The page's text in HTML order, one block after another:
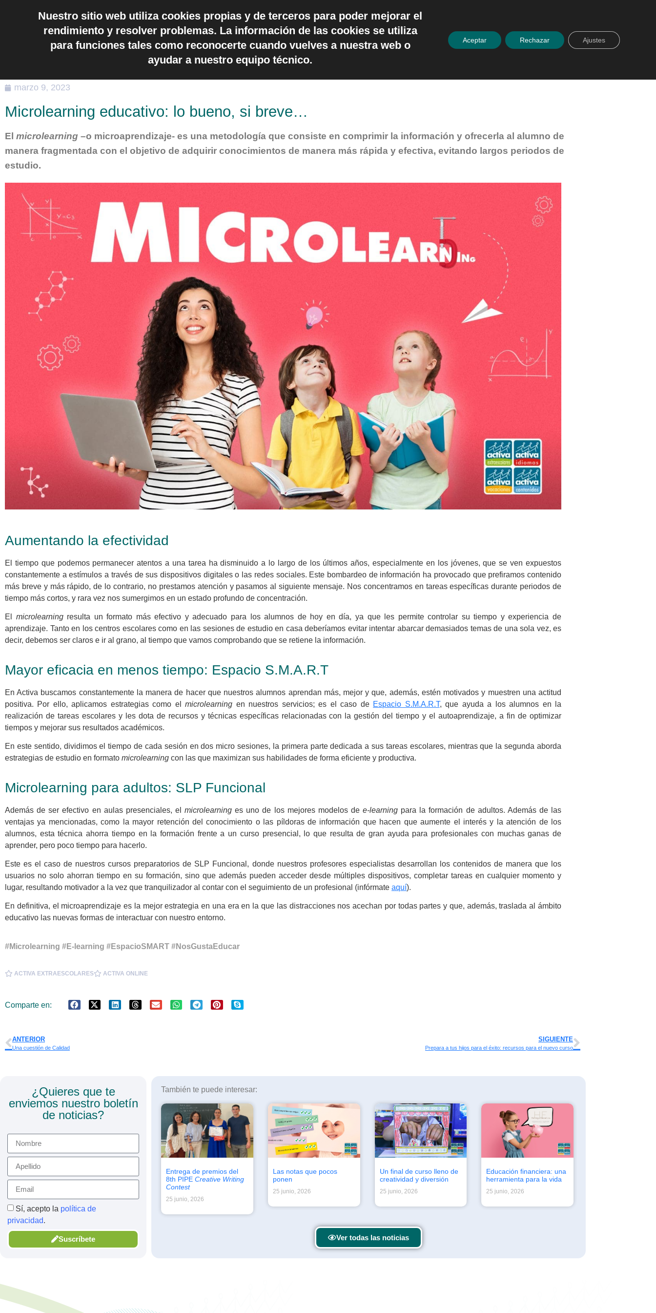
Nuestros servicios Quiénes Somos Dónde estamos
Noticias Activa
CONTACTO Trabaja con nosotros ACCESO PLATAFORMA
marzo 9, 2023
Microlearning educativo: lo bueno, si breve…
El microlearning –o microaprendizaje- es una metodología que consiste en comprimir la información y ofrecerla al alumno de
manera fragmentada con el objetivo de adquirir conocimientos de manera más rápida y efectiva, evitando largos periodos de
estudio.
Aumentando la efectividad
El tiempo que podemos permanecer atentos a una tarea ha disminuido a lo largo de los últimos años, especialmente en los jóvenes, que se ven expuestos
constantemente a estímulos a través de sus dispositivos digitales o las redes sociales. Este bombardeo de información ha provocado que prefiramos contenido
más breve y más rápido, de lo contrario, no prestamos atención y pasamos al siguiente mensaje. Nos concentramos en tareas específicas durante periodos de
tiempo más cortos, y rara vez nos sumergimos en un estado profundo de concentración.
El microlearningresulta un formato más efectivo y adecuado para los alumnos de hoy en día, ya que les permite controlar su tiempo y experiencia de
aprendizaje. Tanto en los centros escolares como en las sesiones de estudio en casa deberíamos evitar intentar abarcar demasiados temas de una sola vez, es
decir, debemos ser claros e ir al grano, al tiempo que vamos comprobando que se retiene la información.
Mayor eficacia en menos tiempo: Espacio S.M.A.R.T
En Activa buscamos constantemente la manera de hacer que nuestros alumnos aprendan más, mejor y que, además, estén motivados y muestren una actitud
positiva. Por ello, aplicamos estrategias como elmicrolearning en nuestros servicios; es el caso de Espacio S.M.A.R.T, que ayuda a los alumnos en la
realización de tareas escolares y les dota de recursos y técnicas específicas relacionadas con la gestión del tiempo y el autoaprendizaje, a fin de optimizar
tiempos y mejorar sus resultados académicos.
En este sentido, dividimos el tiempo de cada sesión en dos micro sesiones, la primera parte dedicada a sus tareas escolares, mientras que la segunda aborda
estrategias de estudio en formato microlearning con las que maximizan sus habilidades de forma eficiente y productiva.
Microlearning para adultos: SLP Funcional
Además de ser efectivo en aulas presenciales, el microlearning es uno de los mejores modelos de e-learning para la formación de adultos. Además de las
ventajas ya mencionadas, como la mayor retención del conocimiento o las píldoras de información que hacen que aumente el interés y la atención de los
alumnos, esta técnica ahorra tiempo en la formación frente a un curso presencial, lo que resulta de gran ayuda para profesionales con muchas ganas de
aprender, pero poco tiempo para hacerlo.
Este es el caso de nuestros cursos preparatorios de SLP Funcional, donde nuestros profesores especialistas desarrollan los contenidos de manera que los
usuarios no solo ahorran tiempo en su formación, sino que además pueden acceder desde múltiples dispositivos, completar tareas en cualquier momento y
lugar, resultando motivador a la vez que tranquilizador al contar con el seguimiento de un profesional (infórmate aquí).
En definitiva, el microaprendizaje es la mejor estrategia en una era en la que las distracciones nos acechan por todas partes y que, además, traslada al ámbito
educativo las nuevas formas de interactuar con nuestro entorno.
#Microlearning #E-learning #EspacioSMART #NosGustaEducar
ACTIVA EXTRAESCOLARES ACTIVA ONLINE
Comparte en:
ANTERIOR
Una cuestión de Calidad
SIGUIENTE
Prepara a tus hijos para el éxito: recursos para el nuevo curso
¿Quieres que te
enviemos nuestro boletín
de noticias?
Sí, acepto la política de
privacidad.
Suscríbete
También te puede interesar:
Entrega de premios del
8th PIPE Creative Writing
Contest
25 junio, 2026
Las notas que pocos
ponen
25 junio, 2026
Un final de curso lleno de
creatividad y diversión
25 junio, 2026
Educación financiera: una
herramienta para la vida
25 junio, 2026
Ver todas las noticias
Nuestro sitio web utiliza cookies propias y de terceros para poder mejorar el
rendimiento y resolver problemas. La información de las cookies se utiliza
para funciones tales como reconocerte cuando vuelves a nuestra web o
ayudar a nuestro equipo técnico.
Aceptar Rechazar Ajustes